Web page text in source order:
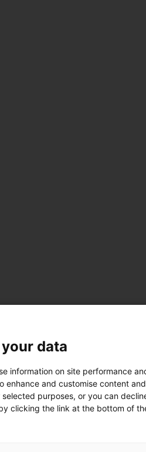
data
information on site performance
enhance and customise content
purposes, or you can
clicking the link at the bottom of